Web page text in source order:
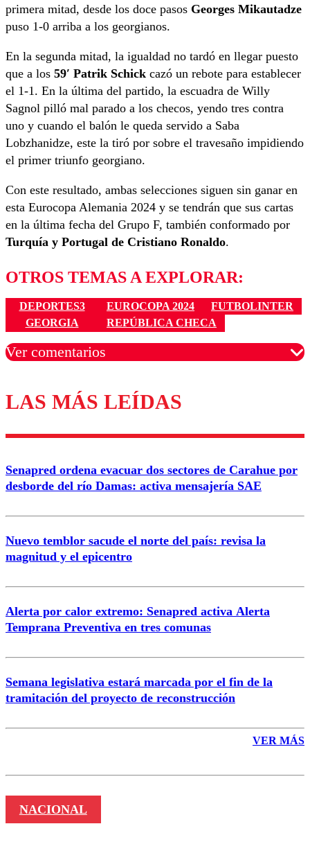
primera mitad, desde los doce pasos Georges Mikautadze
puso 1-0 arriba a los georgianos.
En la segunda mitad, la igualdad no tardó en llegar puesto
que a los 59′ Patrik Schick cazó un rebote para establecer
el 1-1. En la última del partido, la escuadra de Willy
Sagnol pilló mal parado a los checos, yendo tres contra
uno y cuando el balón le queda servido a Saba
Lobzhanidze, este la tiró por sobre el travesaño impidiendo
el primer triunfo georgiano.
Con este resultado, ambas selecciones siguen sin ganar en
esta Eurocopa Alemania 2024 y se tendrán que sus cartas
en la última fecha del Grupo F, también conformado por
Turquía y Portugal de Cristiano Ronaldo.
OTROS TEMAS A EXPLORAR:
DEPORTES3 EUROCOPA 2024
FUTBOLINTER
GEORGIA
REPÚBLICA CHECA
Ver comentarios
Los comentarios son moderados para garantizar un
diálogo respetuoso.
Nombre
Correo
LAS MÁS LEÍDAS
Senapred ordena evacuar dos sectores de Carahue por
desborde del río Damas: activa mensajería SAE
Nuevo temblor sacude el norte del país: revisa la
magnitud y el epicentro
Alerta por calor extremo: Senapred activa Alerta
Temprana Preventiva en tres comunas
Semana legislativa estará marcada por el fin de la
tramitación del proyecto de reconstrucción
VER MÁS
NACIONAL